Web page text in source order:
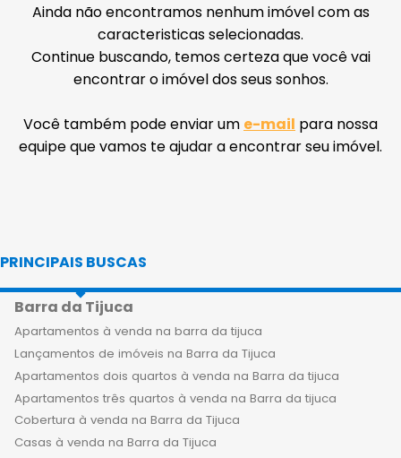
Ainda não encontramos nenhum imóvel com as
caracteristicas selecionadas.
Continue buscando, temos certeza que você vai
encontrar o imóvel dos seus sonhos.
Você também pode enviar um e-mail para nossa
equipe que vamos te ajudar a encontrar seu imóvel.
PRINCIPAIS BUSCAS
Barra da Tijuca
Apartamentos à venda na barra da tijuca
Lançamentos de imóveis na Barra da Tijuca
Apartamentos dois quartos à venda na Barra da tijuca
Apartamentos três quartos à venda na Barra da tijuca
Cobertura à venda na Barra da Tijuca
Casas à venda na Barra da Tijuca